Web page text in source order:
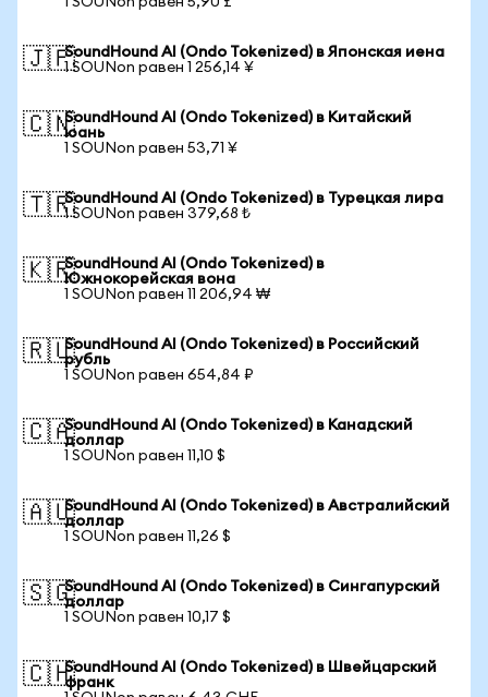
🇯🇵SoundHound AI (Ondo Tokenized) в Японская иена
1 SOUNon равен 1 256,14 ¥
🇨🇳SoundHound AI (Ondo Tokenized) в Китайский
юань
1 SOUNon равен 53,71 ¥
🇹🇷SoundHound AI (Ondo Tokenized) в Турецкая лира
1 SOUNon равен 379,68 ₺
🇰🇷SoundHound AI (Ondo Tokenized) в
Южнокорейская вона
1 SOUNon равен 11 206,94 ₩
🇷🇺SoundHound AI (Ondo Tokenized) в Российский
рубль
1 SOUNon равен 654,84 ₽
🇨🇦SoundHound AI (Ondo Tokenized) в Канадский
доллар
1 SOUNon равен 11,10 $
🇦🇺SoundHound AI (Ondo Tokenized) в Австралийский
доллар
1 SOUNon равен 11,26 $
🇸🇬SoundHound AI (Ondo Tokenized) в Сингапурский
доллар
1 SOUNon равен 10,17 $
🇨🇭SoundHound AI (Ondo Tokenized) в Швейцарский
франк